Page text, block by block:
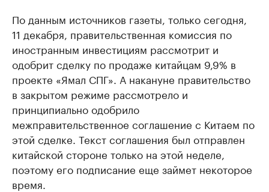
По данным источников газеты, только сегодня,
11 декабря, правительственная комиссия по
иностранным инвестициям рассмотрит и
одобрит сделку по продаже китайцам 9,9% в
проекте «Ямал СПГ». А накануне правительство
в закрытом режиме рассмотрело и
принципиально одобрило
межправительственное соглашение с Китаем по
этой сделке. Текст соглашения был отправлен
китайской стороне только на этой неделе,
поэтому его подписание еще займет некоторое
время.